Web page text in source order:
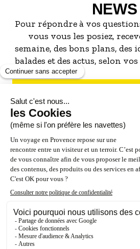
NEWS
Pour répondre à vos
vous vous les posiez,
semaine, des bons plans, des
balades et des actus, selon
S'INSCRIRE À LA
NOS PARTENAIRES
ESPACE PRO / PRESSE